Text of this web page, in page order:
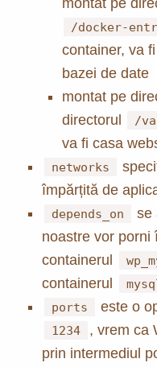
/docker-
container, va
bazei de date
montat pe
directorul
/
va fi casa
networks
împărțită de
depends_on
se
noastre vor porni
containerul
containerul
ports
este o
1234
, vrem ca
prin intermediul